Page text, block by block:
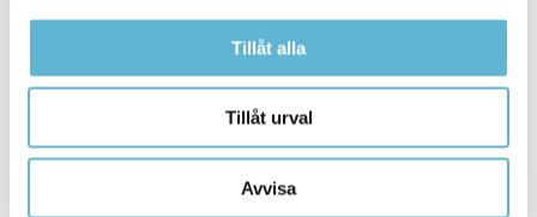
Tillåt alla
Tillåt urval
Avvisa
www.bromolla.se
Växel: 0456-82 20 00